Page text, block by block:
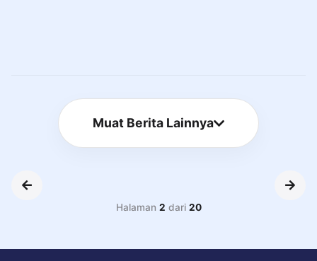
Muat Berita Lainnya
Halaman 2 dari 20